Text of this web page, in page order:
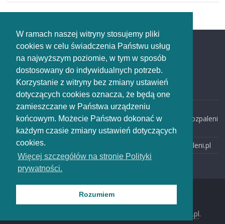
W ramach naszej witryny stosujemy pliki
cookies w celu świadczenia Państwu usług
na najwyższym poziomie, w tym w sposób
dostosowany do indywidualnych potrzeb.
Korzystanie z witryny bez zmiany ustawień
dotyczących cookies oznacza, że będą one
zamieszczane w Państwa urządzeniu
końcowym. Możecie Państwo dokonać w
każdym czasie zmiany ustawień dotyczących
cookies.
Więcej szczegółów na stronie Polityki
prywatności.
Rozumiem
Redakcja
Redakcja
rozpaleni.pl
redakcja@rozpaleni
.pl
www: rozpaleni.pl
rozpaleni.pl.